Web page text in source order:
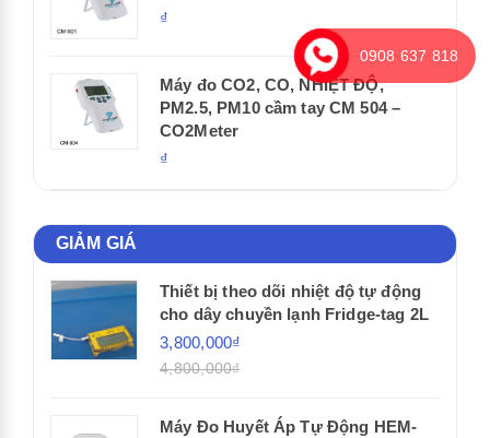
₫
Máy đo CO2, CO, NHIỆT ĐỘ,
PM2.5, PM10 cầm tay CM 504 –
CO2Meter
₫
GIẢM GIÁ
Thiết bị theo dõi nhiệt độ tự động
cho dây chuyền lạnh Fridge-tag 2L
3,800,000₫
4,800,000₫
Máy Đo Huyết Áp Tự Động HEM-
0908 637 818